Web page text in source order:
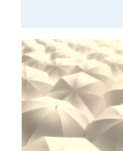
Wirtschaftl.